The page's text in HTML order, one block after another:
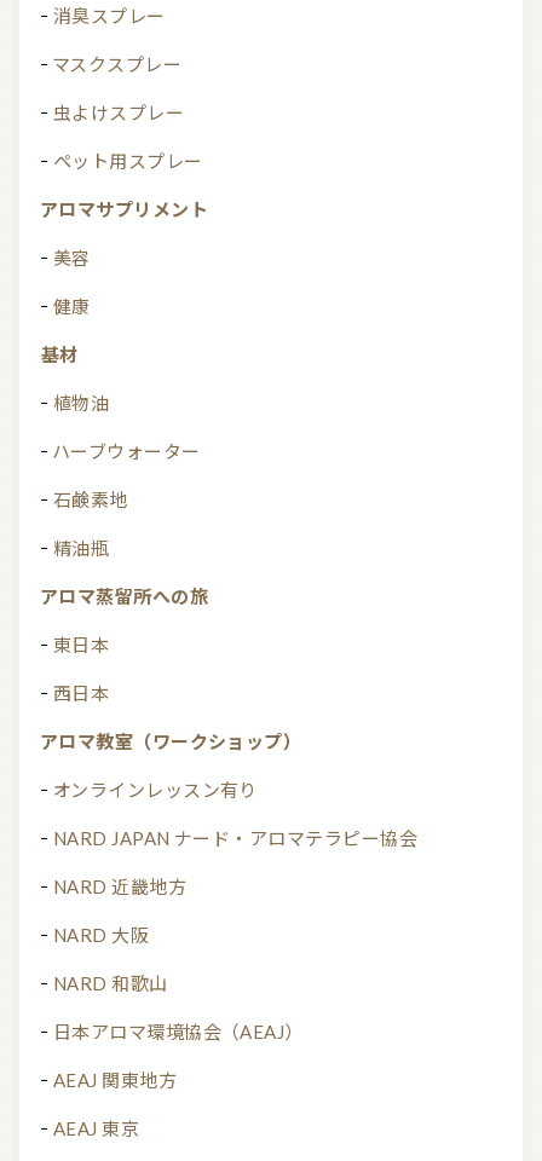
消臭スプレー
マスクスプレー
虫よけスプレー
ペット用スプレー
アロマサプリメント
美容
健康
基材
植物油
ハーブウォーター
石鹸素地
精油瓶
アロマ蒸留所への旅
東日本
西日本
アロマ教室（ワークショップ）
オンラインレッスン有り
NARD JAPAN ナード・アロマテラピー協会
NARD 近畿地方
NARD 大阪
NARD 和歌山
日本アロマ環境協会（AEAJ）
AEAJ 関東地方
AEAJ 東京